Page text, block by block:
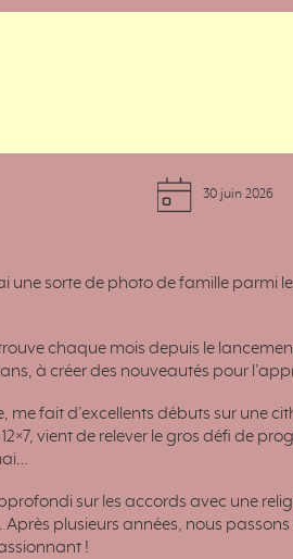
30 juin 2026
une sorte de photo de famille parmi
chaque mois depuis le
à créer des nouveautés pour
me fait d’excellents débuts sur une
vient de relever le gros défi de
sur les accords avec une
plusieurs années, nous
!